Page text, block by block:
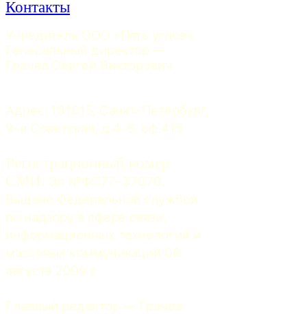
Контакты
Учредитель ООО «Пять углов».
Генеральный директор —
Грачев Сергей Викторович
Адрес: 191015, Санкт-Петербург,
9-я Советская, д.4-6, оф.415
Регистрационный номер
СМИ: Эл №ФС77-37070.
Выдано Федеральной службой
по надзору в сфере связи,
информационных технологий и
массовых коммуникаций 06
августа 2009 г.
Главный редактор — Грачев